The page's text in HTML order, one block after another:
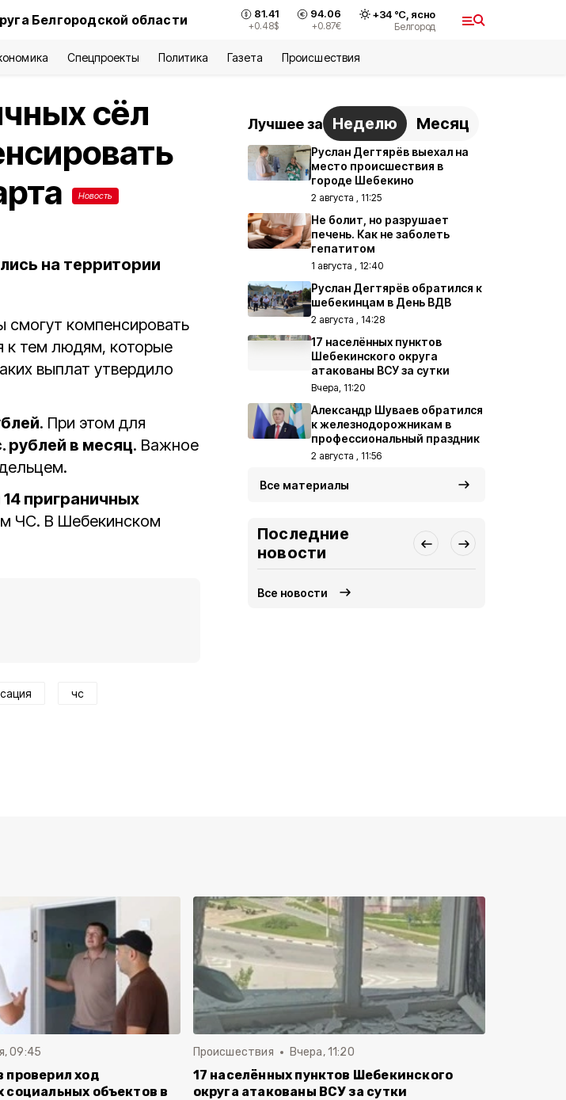
Белгородской области 81.41
+0.48$
94.06
+0.87€
+34°С, ясно
Белгород
Спецпроекты Политика Газета Происшествия
сёл
Новость
на территории
смогут компенсировать
к тем людям, которые
выплат утвердило
. При этом для
рублей в месяц. Важное
14 приграничных
ЧС. В Шебекинском
чс
Лучшее за Неделю Месяц
Руслан Дегтярёв выехал на
место происшествия в
городе Шебекино
2 августа , 11:25
Не болит, но разрушает
печень. Как не заболеть
гепатитом
1 августа , 12:40
Руслан Дегтярёв обратился к
шебекинцам в День ВДВ
2 августа , 14:28
17 населённых пунктов
Шебекинского округа
атакованы ВСУ за сутки
Вчера, 11:20
Александр Шуваев обратился
к железнодорожникам в
профессиональный праздник
2 августа , 11:56
Все материалы
Последние
новости
Все новости
09:45
проверил ход
социальных объектов в
Происшествия Вчера, 11:20
17 населённых пунктов Шебекинского
округа атакованы ВСУ за сутки